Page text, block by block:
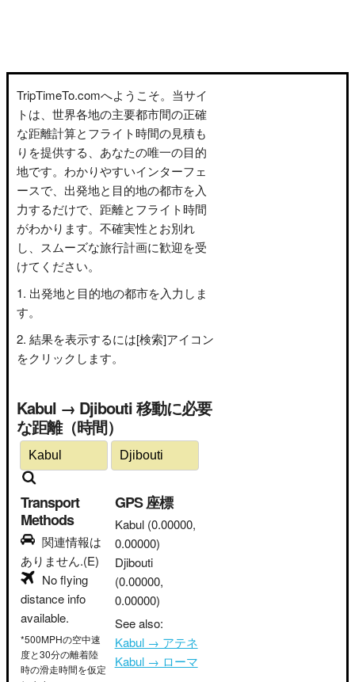
TripTimeTo.comへようこそ。当サイ
トは、世界各地の主要都市間の正確
な距離計算とフライト時間の見積も
りを提供する、あなたの唯一の目的
地です。わかりやすいインターフェ
ースで、出発地と目的地の都市を入
力するだけで、距離とフライト時間
がわかります。不確実性とお別れ
し、スムーズな旅行計画に歓迎を受
けてください。
出発地と目的地の都市を入力しま
す。
結果を表示するには[検索]アイコン
をクリックします。
Kabul → Djibouti 移動に必要
な距離（時間）
Transport
Methods
関連情報は
ありません.(E)
No flying
distance info
available.
*500MPHの空中速
度と30分の離着陸
時の滑走時間を仮定
GPS 座標
Kabul (0.00000,
0.00000)
Djibouti
(0.00000,
0.00000)
See also:
Kabul → アテネ
Kabul → ローマ